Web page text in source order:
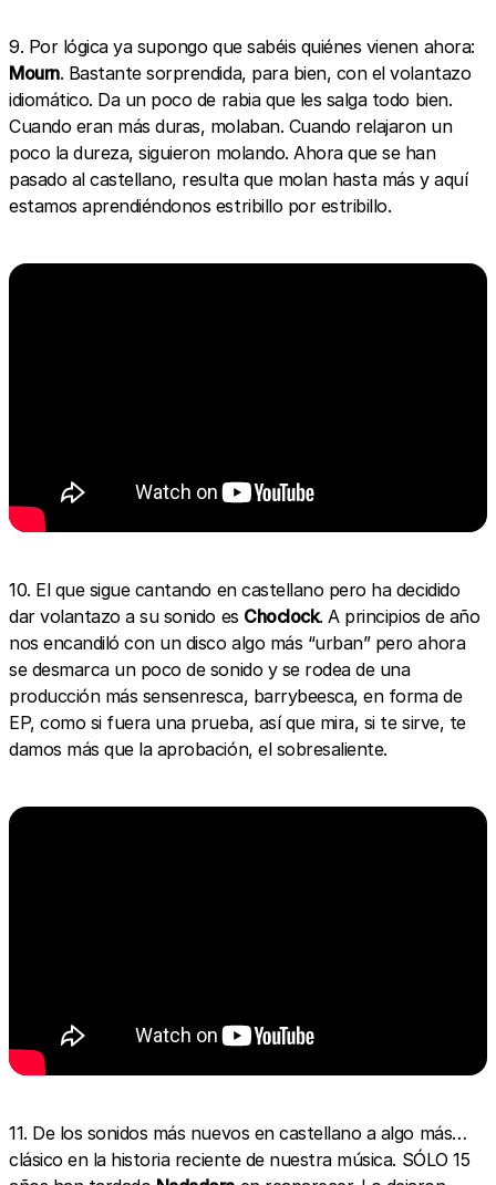
9. Por lógica ya supongo que sabéis quiénes vienen ahora:
Mourn. Bastante sorprendida, para bien, con el volantazo
idiomático. Da un poco de rabia que les salga todo bien.
Cuando eran más duras, molaban. Cuando relajaron un
poco la dureza, siguieron molando. Ahora que se han
pasado al castellano, resulta que molan hasta más y aquí
estamos aprendiéndonos estribillo por estribillo.
10. El que sigue cantando en castellano pero ha decidido
dar volantazo a su sonido es Choclock. A principios de año
nos encandiló con un disco algo más “urban” pero ahora
se desmarca un poco de sonido y se rodea de una
producción más sensenresca, barrybeesca, en forma de
EP, como si fuera una prueba, así que mira, si te sirve, te
damos más que la aprobación, el sobresaliente.
11. De los sonidos más nuevos en castellano a algo más…
clásico en la historia reciente de nuestra música. SÓLO 15